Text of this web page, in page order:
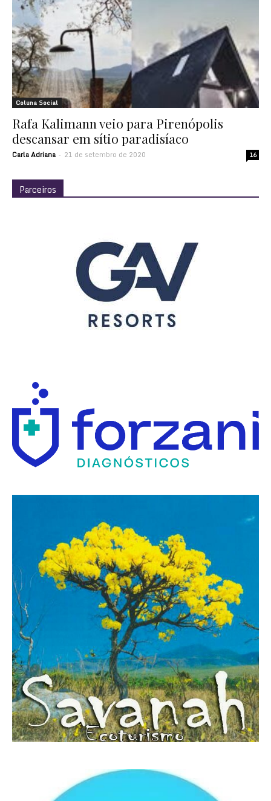
Coluna Social
Rafa Kalimann veio para Pirenópolis
descansar em sítio paradisíaco
Carla Adriana - 21 de setembro de 2020 16
Parceiros